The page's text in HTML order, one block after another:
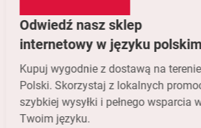
Odwiedź nasz sklep
internetowy w języku
Kupuj wygodnie z dostawą na terenie
Polski. Skorzystaj z lokalnych
szybkiej wysyłki i pełnego wsparcia
Twoim języku.
Головна Купальники